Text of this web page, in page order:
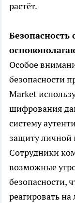
растёт.
Безопасность
Особое
безопасности
Market
шифрования
систему
защиту
Сотрудники
возможные
безопасности,
реагировать